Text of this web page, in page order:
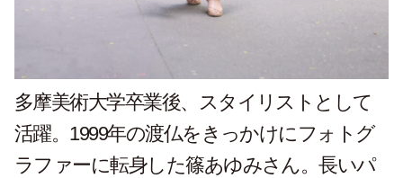
多摩美術大学卒業後、スタイリストとして
活躍。1999年の渡仏をきっかけにフォトグ
ラファーに転身した篠あゆみさん。長いパ